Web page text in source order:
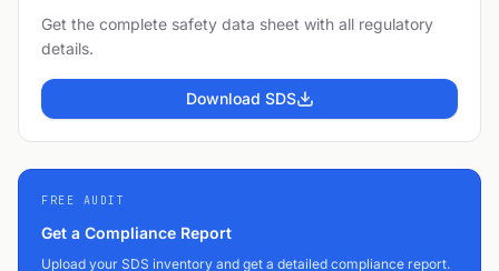
Get the complete safety data sheet with all regulatory
details.
Download SDS
FREE AUDIT
Get a Compliance Report
Upload your SDS inventory and get a detailed compliance report.